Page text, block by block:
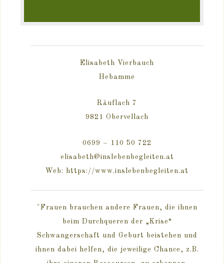
Elisabeth Vierbauch
Hebamme
Räuflach 7
9821 Obervellach
0699 – 110 50 722
elisabeth@inslebenbegleiten.at
Web: https://www.inslebenbegleiten.at
"Frauen brauchen andere Frauen, die ihnen
beim Durchqueren der „Krise“
Schwangerschaft und Geburt beistehen und
ihnen dabei helfen, die jeweilige Chance, z.B.